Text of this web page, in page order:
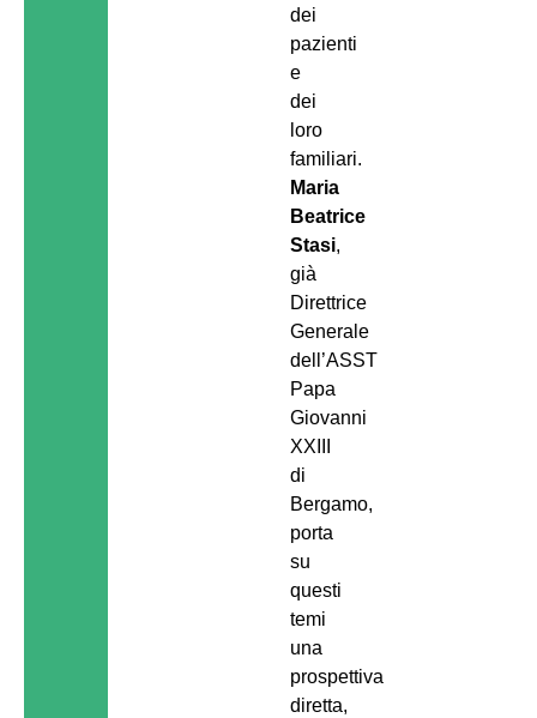
dei
pazienti
e
dei
loro
familiari.
Maria
Beatrice
Stasi,
già
Direttrice
Generale
dell’ASST
Papa
Giovanni
XXIII
di
Bergamo,
porta
su
questi
temi
una
prospettiva
diretta,